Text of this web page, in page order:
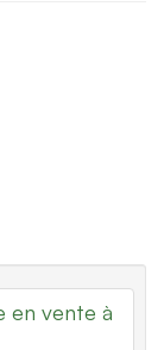
en vente à